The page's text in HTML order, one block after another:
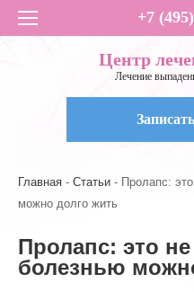
Центр
Лечение
+7
Главная Статьи
Пролапс:
можно долго жить
Пролапс: это
болезнью